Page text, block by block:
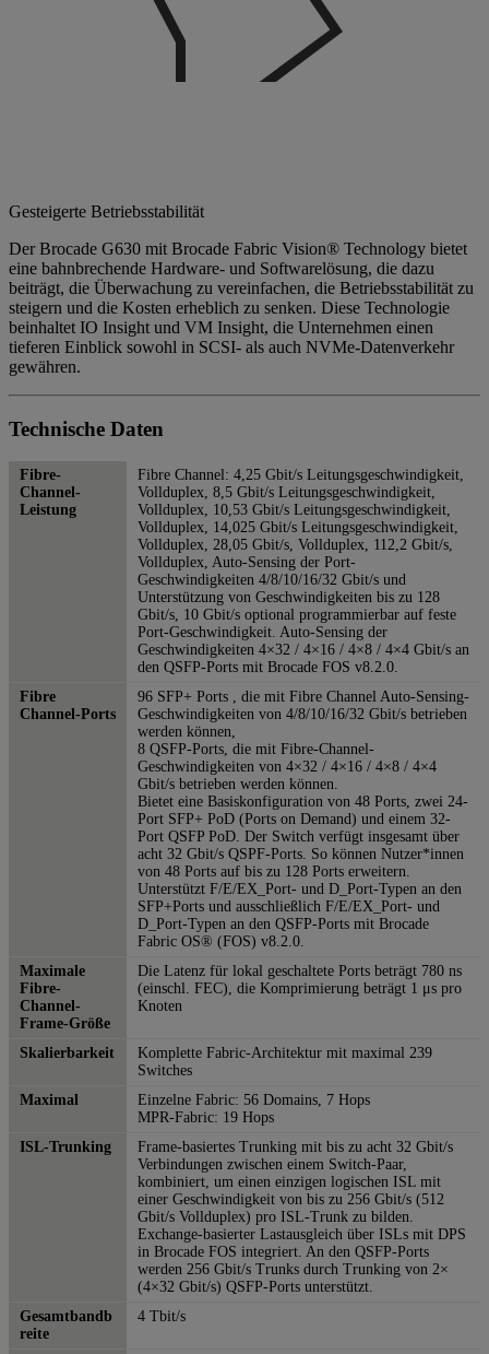
Gesteigerte Betriebsstabilität
Der Brocade G630 mit Brocade Fabric Vision® Technology bietet
eine bahnbrechende Hardware- und Softwarelösung, die dazu
beiträgt, die Überwachung zu vereinfachen, die Betriebsstabilität zu
steigern und die Kosten erheblich zu senken. Diese Technologie
beinhaltet IO Insight und VM Insight, die Unternehmen einen
tieferen Einblick sowohl in SCSI- als auch NVMe-Datenverkehr
gewähren.
Technische Daten
Fibre-
Channel-
Leistung
Fibre Channel: 4,25 Gbit/s Leitungsgeschwindigkeit,
Vollduplex, 8,5 Gbit/s Leitungsgeschwindigkeit,
Vollduplex, 10,53 Gbit/s Leitungsgeschwindigkeit,
Vollduplex, 14,025 Gbit/s Leitungsgeschwindigkeit,
Vollduplex, 28,05 Gbit/s, Vollduplex, 112,2 Gbit/s,
Vollduplex, Auto-Sensing der Port-
Geschwindigkeiten 4/8/10/16/32 Gbit/s und
Unterstützung von Geschwindigkeiten bis zu 128
Gbit/s, 10 Gbit/s optional programmierbar auf feste
Port-Geschwindigkeit. Auto-Sensing der
Geschwindigkeiten 4×32 / 4×16 / 4×8 / 4×4 Gbit/s an
den QSFP-Ports mit Brocade FOS v8.2.0.
Fibre
Channel-Ports
96 SFP+ Ports , die mit Fibre Channel Auto-Sensing-
Geschwindigkeiten von 4/8/10/16/32 Gbit/s betrieben
werden können,
8 QSFP-Ports, die mit Fibre-Channel-
Geschwindigkeiten von 4×32 / 4×16 / 4×8 / 4×4
Gbit/s betrieben werden können.
Bietet eine Basiskonfiguration von 48 Ports, zwei 24-
Port SFP+ PoD (Ports on Demand) und einem 32-
Port QSFP PoD. Der Switch verfügt insgesamt über
acht 32 Gbit/s QSPF-Ports. So können Nutzer*innen
von 48 Ports auf bis zu 128 Ports erweitern.
Unterstützt F/E/EX_Port- und D_Port-Typen an den
SFP+Ports und ausschließlich F/E/EX_Port- und
D_Port-Typen an den QSFP-Ports mit Brocade
Fabric OS® (FOS) v8.2.0.
Maximale
Fibre-
Channel-
Frame-Größe
Die Latenz für lokal geschaltete Ports beträgt 780 ns
(einschl. FEC), die Komprimierung beträgt 1 μs pro
Knoten
Skalierbarkeit
Komplette Fabric-Architektur mit maximal 239
Switches
Maximal
Einzelne Fabric: 56 Domains, 7 Hops
MPR-Fabric: 19 Hops
ISL-Trunking
Frame-basiertes Trunking mit bis zu acht 32 Gbit/s
Verbindungen zwischen einem Switch-Paar,
kombiniert, um einen einzigen logischen ISL mit
einer Geschwindigkeit von bis zu 256 Gbit/s (512
Gbit/s Vollduplex) pro ISL-Trunk zu bilden.
Exchange-basierter Lastausgleich über ISLs mit DPS
in Brocade FOS integriert. An den QSFP-Ports
werden 256 Gbit/s Trunks durch Trunking von 2×
(4×32 Gbit/s) QSFP-Ports unterstützt.
Gesamtbandb
reite
4 Tbit/s